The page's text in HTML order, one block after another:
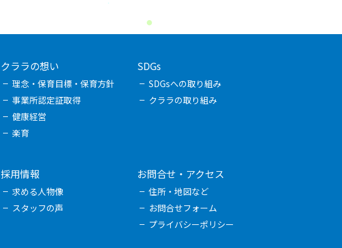
クララの想い
理念・保育目標・保育方針
事業所認定証取得
健康経営
楽育
SDGs
SDGsへの取り組み
クララの取り組み
採用情報
求める人物像
スタッフの声
お問合せ・アクセス
住所・地図など
お問合せフォーム
プライバシーポリシー